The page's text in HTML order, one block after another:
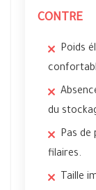
CONTRE
Poids
du
Pas de
filaires.
Taille